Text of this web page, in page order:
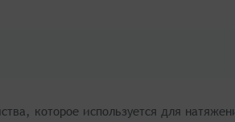
которое используется для